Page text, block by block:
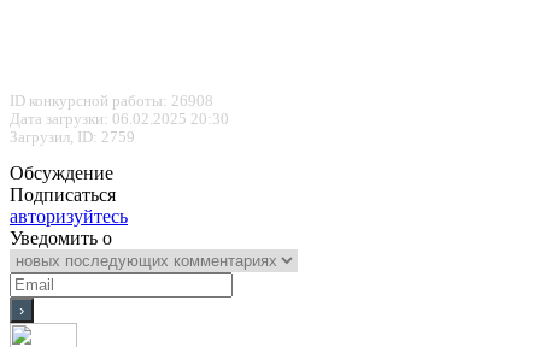
ID конкурсной работы: 26908
Дата загрузки: 06.02.2025 20:30
Загрузил, ID: 2759
Обсуждение
Подписаться
авторизуйтесь
Уведомить о